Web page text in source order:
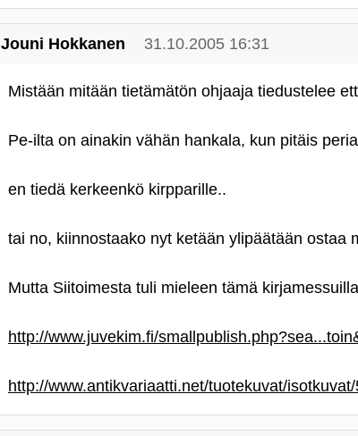
Jouni Hokkanen 31.10.2005 16:31
Mistään mitään tietämätön ohjaaja tiedustelee
Pe-ilta on ainakin vähän hankala, kun pitäis
en tiedä kerkeenkö kirpparille..
tai no, kiinnostaako nyt ketään ylipäätään ostaa
Mutta Siitoimesta tuli mieleen tämä
http://www.juvekim.fi/
http://www.antikvariaatti.net/tuotekuvat/